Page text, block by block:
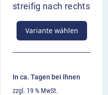
streifig nach rechts
Variante wählen
In ca. Tagen bei Ihnen
zzgl. 19 % MwSt.